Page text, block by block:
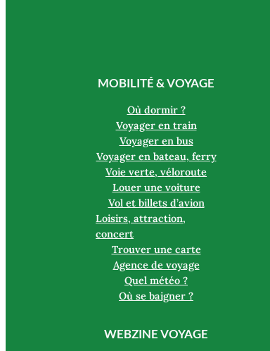
MOBILITÉ & VOYAGE
Où dormir ?
Voyager en train
Voyager en bus
Voyager en bateau, ferry
Voie verte, véloroute
Louer une voiture
Vol et billets d’avion
Loisirs, attraction,
concert
Trouver une carte
Agence de voyage
Quel météo ?
Où se baigner ?
WEBZINE VOYAGE